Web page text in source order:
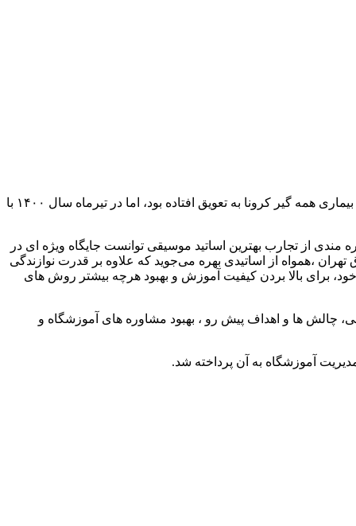
آموزشگاه موسیقی الهام به دنبال اهداف رو به رشد خود، بار دیگر نشست و هم اندیشی اساتید را برگزار نمود. این هم اندیشی اگرچه به دلیل بیماری همه گیر کرونا به تعویق افتاده بود، اما در تیرماه سال ۱۴۰۰ با
آموزشگاه با بهره مندی از تجارب بهترین اساتید موسیقی توانست جایگاه ویژه ای در
،همواه از اساتیدی بهره می‌جوید که علاوه بر قدرت نوازندگی
برای بالا بردن کیفیت آموزش و بهبود هرچه بیشتر روش های
چالش ها و اهداف پیش رو ، بهبود مشاوره های آموزشگاه و
آموزشگاه به آن پرداخته شد.